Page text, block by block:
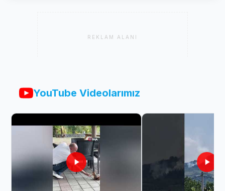
REKLAM ALANI
YouTube Videolarımız